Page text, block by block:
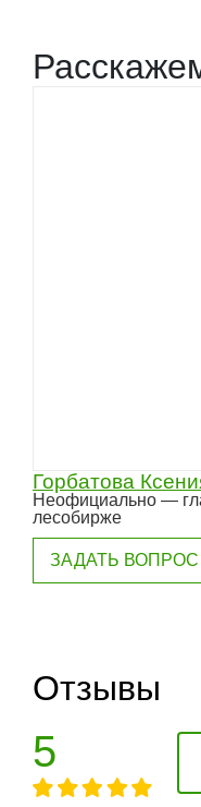
Горбатова
Неофициально —
лесобирже
ЗАДАТЬ ВОПРОС
Отзывы
5